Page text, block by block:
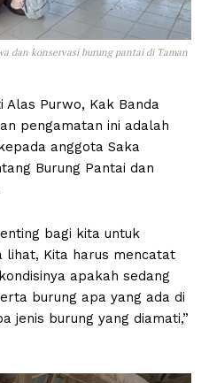
dan konservasi burung pantai di Taman
Purwo, Kak Banda
pengamatan ini adalah
anggota Saka
Burung Pantai dan
bagi kita untuk
lihat, Kita harus mencatat
apakah sedang
burung apa yang ada di
jenis burung yang diamati,”